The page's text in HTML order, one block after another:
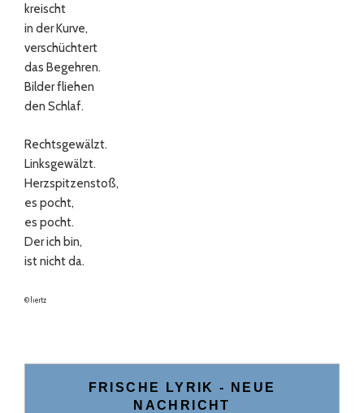
kreischt
in der Kurve,
verschüchtert
das Begehren.
Bilder fliehen
den Schlaf.
Rechtsgewälzt.
Linksgewälzt.
Herzspitzenstoß,
es pocht,
es pocht.
Der ich bin,
ist nicht da.
© hertz
FRISCHE LYRIK ­- NEUE
NACHRICHT